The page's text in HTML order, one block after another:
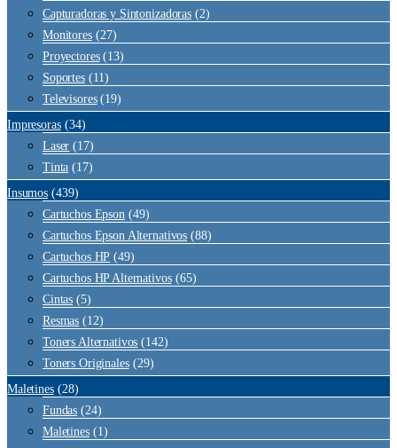
Capturadoras y Sintonizadoras (2)
Monitores (27)
Proyectores (13)
Soportes (11)
Televisores (19)
Impresoras (34)
Laser (17)
Tinta (17)
Insumos (439)
Cartuchos Epson (49)
Cartuchos Epson Alternativos (88)
Cartuchos HP (49)
Cartuchos HP Alternativos (65)
Cintas (5)
Resmas (12)
Toners Alternativos (142)
Toners Originales (29)
Maletines (28)
Fundas (24)
Maletines (1)